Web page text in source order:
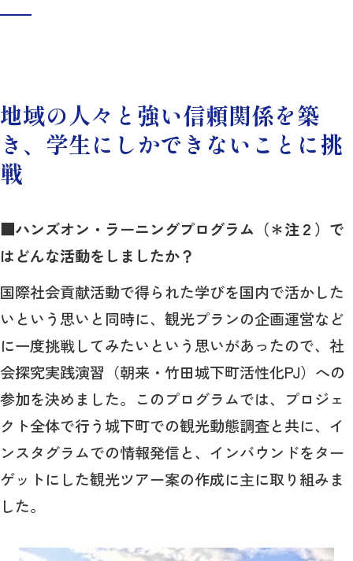
地域の人々と強い信頼関係を築
き、学生にしかできないことに挑
戦
■ハンズオン・ラーニングプログラム（＊注２）で
はどんな活動をしましたか？
国際社会貢献活動で得られた学びを国内で活かした
いという思いと同時に、観光プランの企画運営など
に一度挑戦してみたいという思いがあったので、社
会探究実践演習（朝来・竹田城下町活性化PJ）への
参加を決めました。このプログラムでは、プロジェ
クト全体で行う城下町での観光動態調査と共に、イ
ンスタグラムでの情報発信と、インバウンドをター
ゲットにした観光ツアー案の作成に主に取り組みま
した。